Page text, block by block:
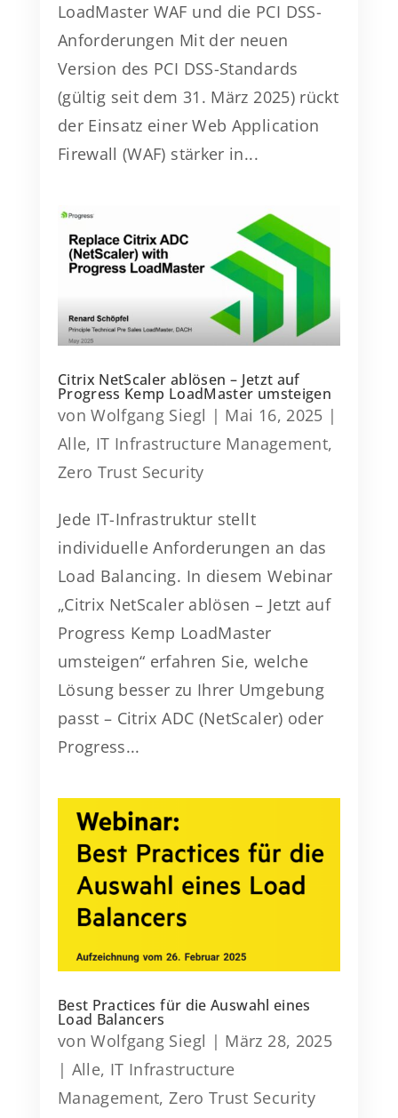
LoadMaster WAF und die PCI DSS-
Anforderungen Mit der neuen
Version des PCI DSS-Standards
(gültig seit dem 31. März 2025) rückt
der Einsatz einer Web Application
Firewall (WAF) stärker in...
Citrix NetScaler ablösen – Jetzt auf
Progress Kemp LoadMaster umsteigen
vonWolfgang Siegl | Mai 16, 2025 |
Alle, IT Infrastructure Management,
Zero Trust Security
Jede IT-Infrastruktur stellt
individuelle Anforderungen an das
Load Balancing. In diesem Webinar
„Citrix NetScaler ablösen – Jetzt auf
Progress Kemp LoadMaster
umsteigen“ erfahren Sie, welche
Lösung besser zu Ihrer Umgebung
passt – Citrix ADC (NetScaler) oder
Progress...
Best Practices für die Auswahl eines
Load Balancers
vonWolfgang Siegl | März 28, 2025
| Alle, IT Infrastructure
Management,Zero Trust Security